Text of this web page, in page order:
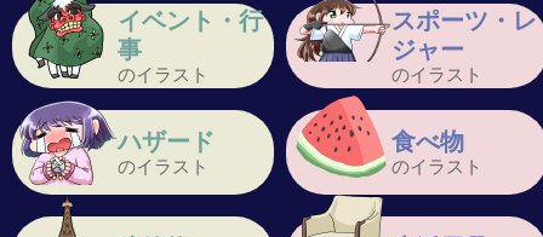
イベント・行
事
のイラスト
スポーツ・レ
ジャー
のイラスト
ハザード
のイラスト
食べ物
のイラスト